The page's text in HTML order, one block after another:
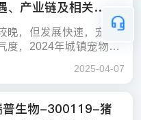
同优势。
告，公司2023年完成
其主营功能性保健品，
”，产品包括深海鱼油、
、软骨素、化毛猫草片
划的产品主要是围绕宠
统、关节及毛发健康等
的人类营养保健品，在
增强消费者品牌认知;另
多等新渠道电商增速亮
达播获客”向“全域贯通
品线上渠道加速放量。
增长或由量价共同驱
加和免疫率的提升、以
的盈利优势。宠物医院
将更加突出。宠物疫苗
旗下“妙三多”一家独大
国产苗在价格、毒株、
带来结构性机遇。宠物
均存持续扩容预期，相
进一步增强。宠物食品
头乖宝宠物、中宠股
个股，宠物医疗板块建
风险，市场竞争加剧的
动的风险。
好的文章！
物制品/畜用生物制品分
亿元，同比+15.90%/+
长，主要受益于公司持
市场，完善营销网络布
公司收购必威安泰布局
大客户战略双轮驱动
、产业链及相关企
晚，但发展快速，宠物
度，2024年城镇宠物消
费市场规模同比增长10.
宠物食品仍是第一大消
份额达到52.8%。展望
物食品行业，对相关问
行业发展的因素有哪
2025-04-07
普生物-300119-猪